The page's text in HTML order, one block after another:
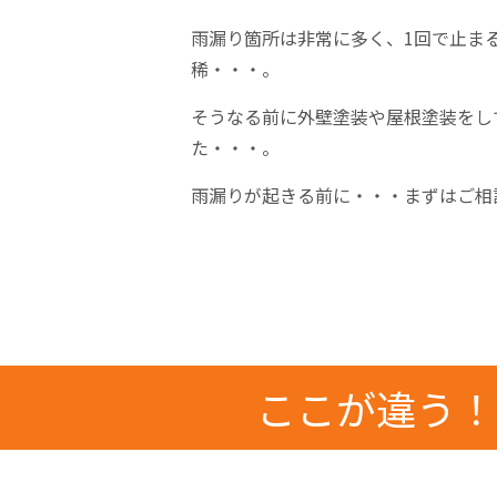
雨漏り箇所は非常に多く、1回で止ま
稀・・・。
そうなる前に外壁塗装や屋根塗装を
た・・・。
雨漏りが起きる前に・・・まずはご
ここが違う